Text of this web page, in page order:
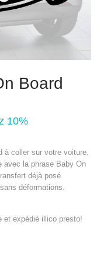
Board
10%
à coller sur votre voiture.
avec la phrase Baby On
déjà posé
déformations.
et expédié illico presto!